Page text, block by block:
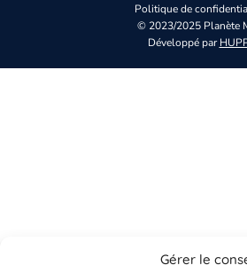
Gérer le
Politique de
© 2023/2025 Planète
Développé par